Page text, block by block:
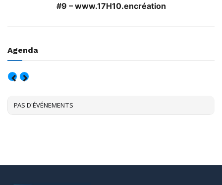
#9 – www.17H10.encréation
Agenda
PAS D'ÉVÉNEMENTS